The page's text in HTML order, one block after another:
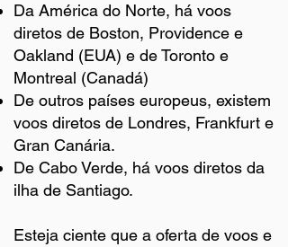
Da América do Norte, há voos
diretos de Boston, Providence e
Oakland (EUA) e de Toronto e
Montreal (Canadá)
De outros países europeus, existem
voos diretos de Londres, Frankfurt e
Gran Canária.
De Cabo Verde, há voos diretos da
ilha de Santiago.
Esteja ciente que a oferta de voos e